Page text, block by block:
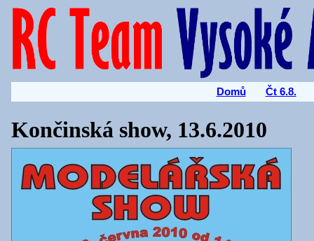
Domů Čt 6.8.
Končinská show, 13.6.2010